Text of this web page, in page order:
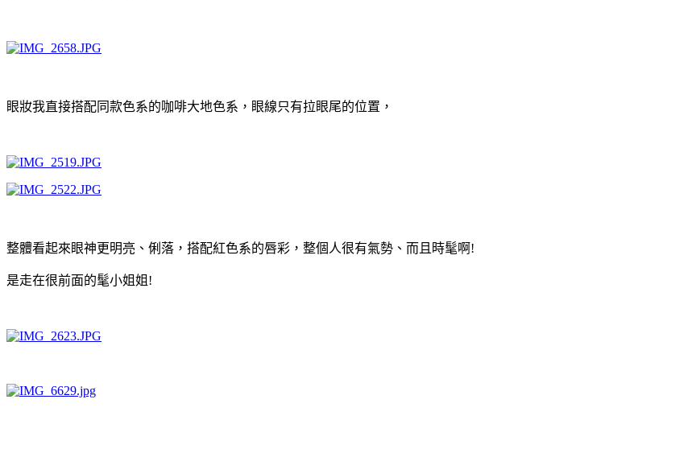
眼妝我直接搭配同款色系的咖啡大地色系，眼線只有拉眼尾的位置，
整體看起來眼神更明亮、俐落，搭配紅色系的唇彩，整個人很有氣勢、而且時髦啊!
是走在很前面的髦小姐姐!